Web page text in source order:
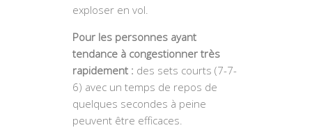
exploser en vol.
Pour les personnes ayant
tendance à congestionner très
rapidement : des sets courts (7-7-
6) avec un temps de repos de
quelques secondes à peine
peuvent être efficaces.